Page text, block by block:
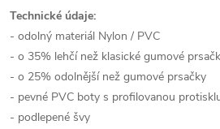
Technické údaje:
- odolný materiál Nylon / PVC
- o 35% lehčí než klasické gumové
- o 25% odolnější než gumové prsačky
- pevné PVC boty s profilovanou
- podlepené švy